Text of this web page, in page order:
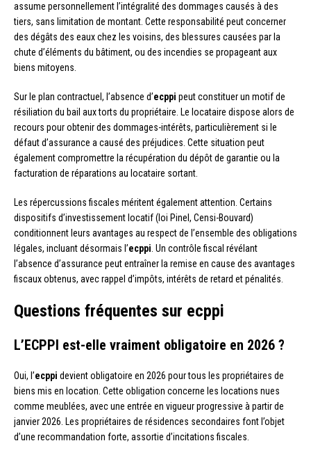
assume personnellement l’intégralité des dommages causés à des
tiers, sans limitation de montant. Cette responsabilité peut concerner
des dégâts des eaux chez les voisins, des blessures causées par la
chute d’éléments du bâtiment, ou des incendies se propageant aux
biens mitoyens.
Sur le plan contractuel, l’absence d’ecppi peut constituer un motif de
résiliation du bail aux torts du propriétaire. Le locataire dispose alors de
recours pour obtenir des dommages-intérêts, particulièrement si le
défaut d’assurance a causé des préjudices. Cette situation peut
également compromettre la récupération du dépôt de garantie ou la
facturation de réparations au locataire sortant.
Les répercussions fiscales méritent également attention. Certains
dispositifs d’investissement locatif (loi Pinel, Censi-Bouvard)
conditionnent leurs avantages au respect de l’ensemble des obligations
légales, incluant désormais l’ecppi . Un contrôle fiscal révélant
l’absence d’assurance peut entraîner la remise en cause des avantages
fiscaux obtenus, avec rappel d’impôts, intérêts de retard et pénalités.
Questions fréquentes sur ecppi
L’ECPPI est-elle vraiment obligatoire en 2026 ?
Oui, l’ecppi devient obligatoire en 2026 pour tous les propriétaires de
biens mis en location. Cette obligation concerne les locations nues
comme meublées, avec une entrée en vigueur progressive à partir de
janvier 2026. Les propriétaires de résidences secondaires font l’objet
d’une recommandation forte, assortie d’incitations fiscales.